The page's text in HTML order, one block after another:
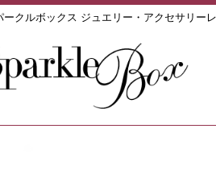
ークルボックス ジュエリー・アクセサリー